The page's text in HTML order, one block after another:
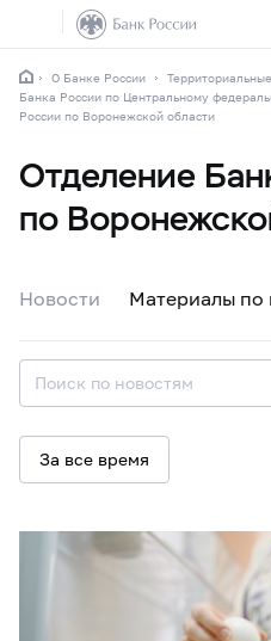
О Банке России
Банка России по Центральному
России по Воронежской области
Отделение
по
Новости Материалы по
За все время